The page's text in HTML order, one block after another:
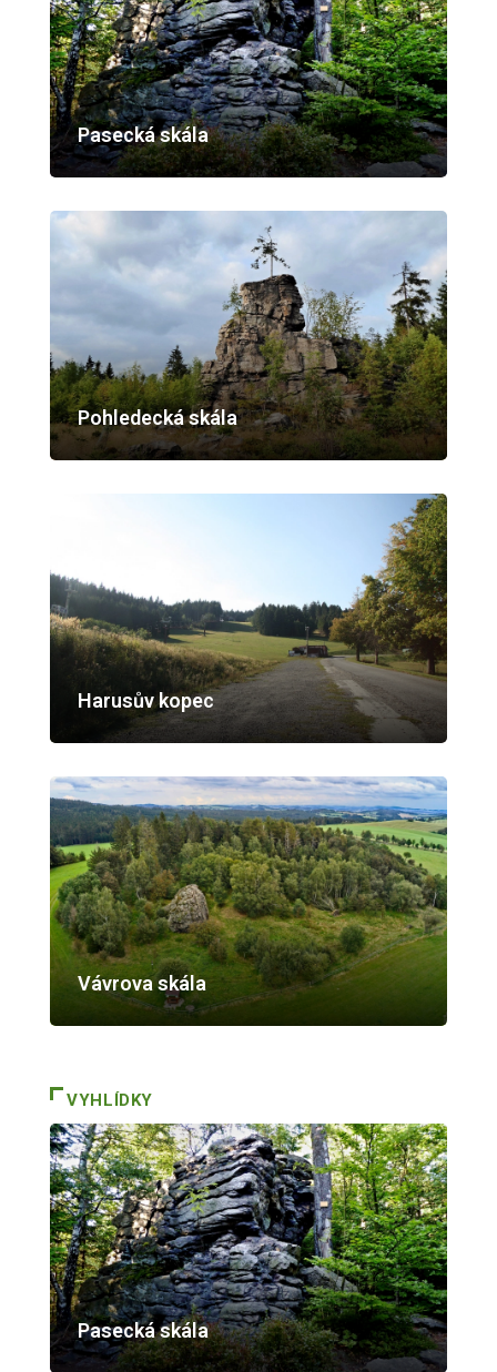
Pasecká skála
Pohledecká skála
Harusův kopec
Vávrova skála
VYHLÍDKY
Pasecká skála